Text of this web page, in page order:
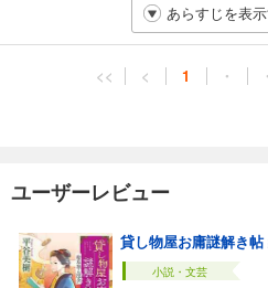
あらすじを表
<< < 1 ・ ・
ユーザーレビュー
貸し物屋お庸謎解き
小説・文芸